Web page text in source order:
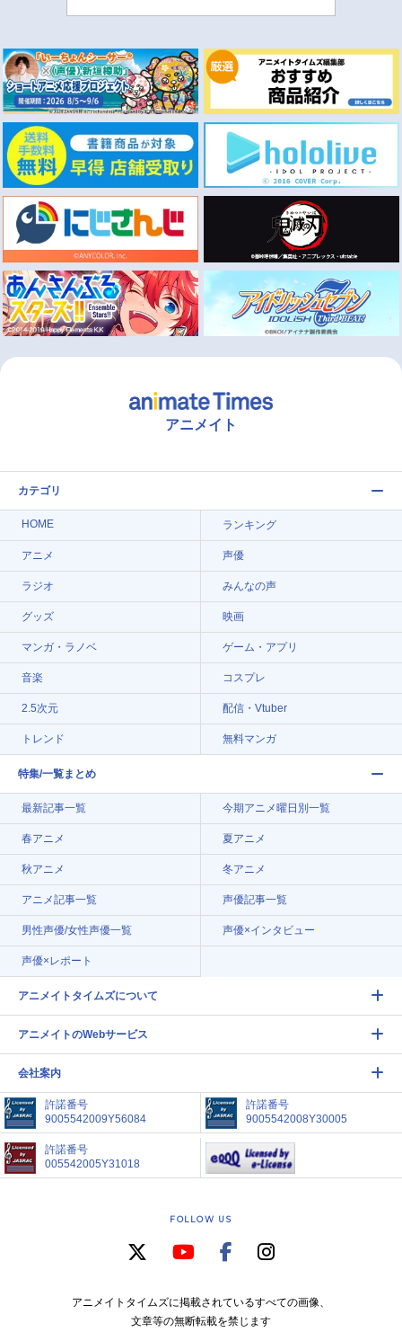
アニメイト
カテゴリ
HOME ランキング
アニメ 声優
ラジオ みんなの声
グッズ 映画
マンガ・ラノベ ゲーム・アプリ
音楽 コスプレ
2.5次元 配信・Vtuber
トレンド 無料マンガ
特集/一覧まとめ
最新記事一覧 今期アニメ曜日別一覧
春アニメ 夏アニメ
秋アニメ 冬アニメ
アニメ記事一覧 声優記事一覧
男性声優/女性声優一覧 声優×インタビュー
声優×レポート
アニメイトタイムズについて
アニメイトのWebサービス
会社案内
許諾番号
9005542009Y56084
許諾番号
9005542008Y30005
許諾番号
005542005Y31018
FOLLOW US
アニメイトタイムズに掲載されているすべての画像、
文章等の無断転載を禁じます